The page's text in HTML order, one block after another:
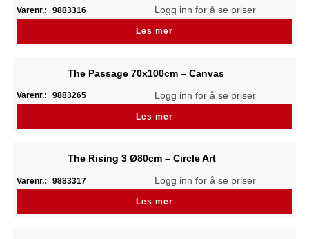
Varenr.: 9883316 Logg inn for å se priser
Les mer
The Passage 70x100cm – Canvas
Varenr.: 9883265 Logg inn for å se priser
Les mer
The Rising 3 Ø80cm – Circle Art
Varenr.: 9883317 Logg inn for å se priser
Les mer